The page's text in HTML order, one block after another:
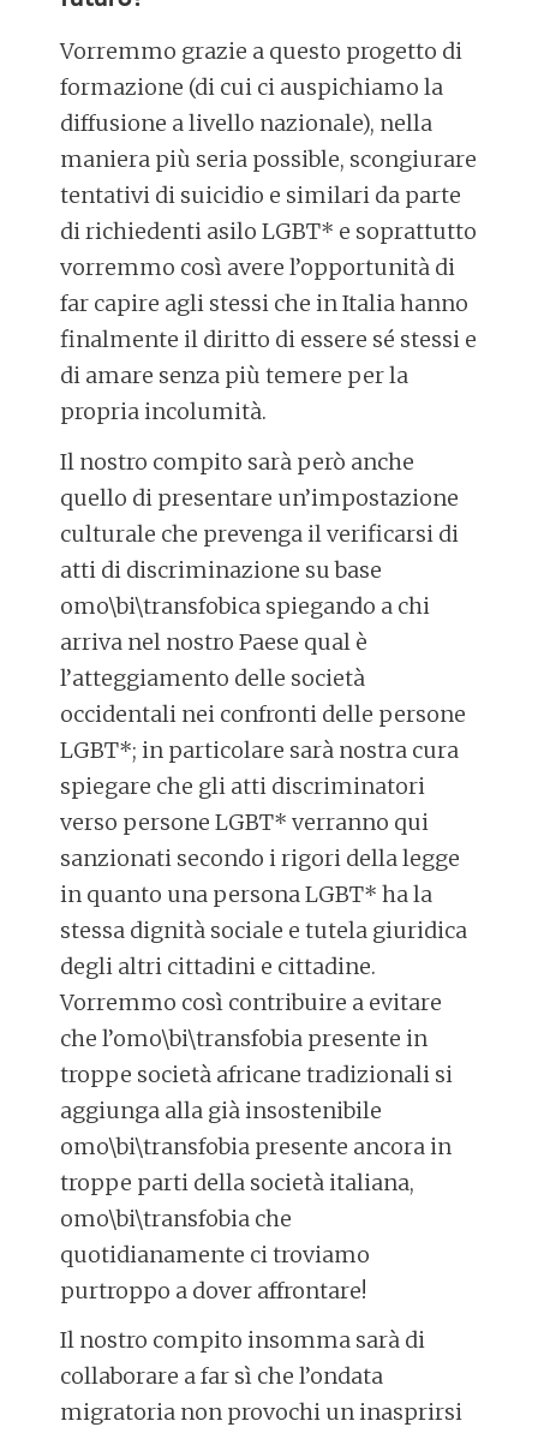
Vorremmo grazie a questo progetto di
formazione (di cui ci auspichiamo la
diffusione a livello nazionale), nella
maniera più seria possible, scongiurare
tentativi di suicidio e similari da parte
di richiedenti asilo LGBT* e soprattutto
vorremmo così avere l’opportunità di
far capire agli stessi che in Italia hanno
finalmente il diritto di essere sé stessi e
di amare senza più temere per la
propria incolumità.
Il nostro compito sarà però anche
quello di presentare un’impostazione
culturale che prevenga il verificarsi di
atti di discriminazione su base
omo\bi\transfobica spiegando a chi
arriva nel nostro Paese qual è
l’atteggiamento delle società
occidentali nei confronti delle persone
LGBT*; in particolare sarà nostra cura
spiegare che gli atti discriminatori
verso persone LGBT* verranno qui
sanzionati secondo i rigori della legge
in quanto una persona LGBT* ha la
stessa dignità sociale e tutela giuridica
degli altri cittadini e cittadine.
Vorremmo così contribuire a evitare
che l’omo\bi\transfobia presente in
troppe società africane tradizionali si
aggiunga alla già insostenibile
omo\bi\transfobia presente ancora in
troppe parti della società italiana,
omo\bi\transfobia che
quotidianamente ci troviamo
purtroppo a dover affrontare!
Il nostro compito insomma sarà di
collaborare a far sì che l’ondata
migratoria non provochi un inasprirsi